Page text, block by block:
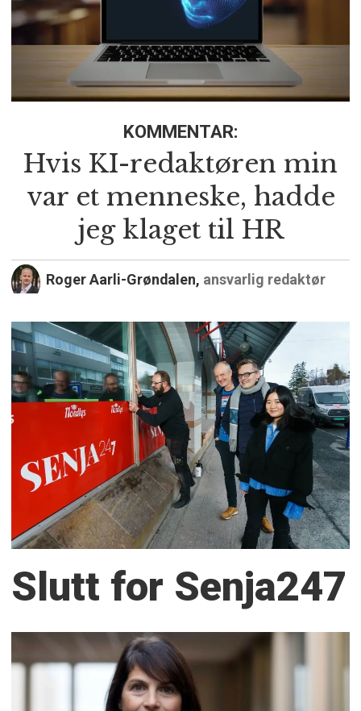
KOMMENTAR:
Hvis KI-redaktøren min
var et menneske, hadde
jeg klaget til HR
Roger Aarli-Grøndalen, ansvarlig redaktør
Slutt for Senja247